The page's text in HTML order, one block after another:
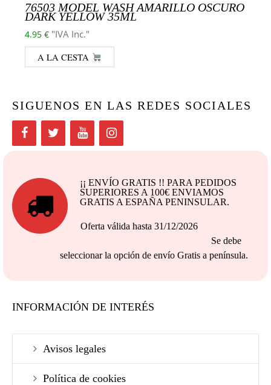
76503 MODEL WASH AMARILLO OSCURO
DARK YELLOW 35ML
4.95 € "IVA Inc."
A LA CESTA
SIGUENOS EN LAS REDES SOCIALES
¡¡ ENVÍO GRATIS !! PARA PEDIDOS
SUPERIORES A 100€ ENVIAMOS
GRATIS A ESPAÑA PENINSULAR.
Oferta válida hasta 31/12/2026
Se debe
seleccionar la opción de envío Gratis a península.
INFORMACIÓN DE INTERÉS
Avisos legales
Política de cookies